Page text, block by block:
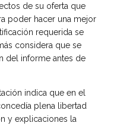
de su oferta que
poder hacer una mejor
requerida se
considera que se
del informe antes de
indica que en el
plena libertad
y explicaciones la